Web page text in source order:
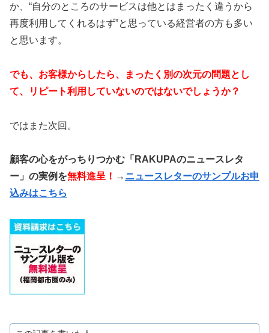
か、“自分のところのサービスは他とはまったく違うから
再度利用してくれるはず”と思っている経営者の方も多い
と思います。
でも、お客様からしたら、まったく別の次元の問題とし
て、
リピート利用していないのではないでしょうか？
ではまた次回。
顧客の心をがっちりつかむ「RAKUPAのニュースレタ
ー」の実例を無料進呈！ → ニュースレターのサンプルお申
込みはこちら